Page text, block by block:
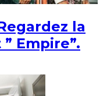
la
Empire”.